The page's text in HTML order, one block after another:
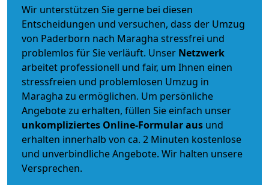
Wir unterstützen Sie gerne bei diesen
Entscheidungen und versuchen, dass der Umzug
von Paderborn nach Maragha stressfrei und
problemlos für Sie verläuft. Unser Netzwerk
arbeitet professionell und fair, um Ihnen einen
stressfreien und problemlosen Umzug in
Maragha zu ermöglichen. Um persönliche
Angebote zu erhalten, füllen Sie einfach unser
unkompliziertes Online-Formular aus und
erhalten innerhalb von ca. 2 Minuten kostenlose
und unverbindliche Angebote. Wir halten unsere
Versprechen.